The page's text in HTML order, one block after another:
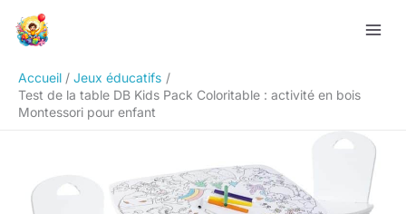
Accueil
Jeux éducatifs
Test de la table DB Kids Pack Coloritable : activité en bois
Montessori pour enfant
Rechercher